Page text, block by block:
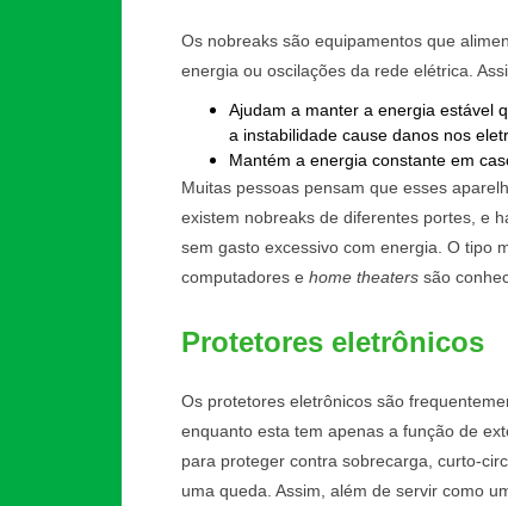
Os nobreaks são equipamentos que
energia ou oscilações da rede elétrica.
Ajudam a manter a energia estável
a instabilidade cause danos nos
Mantém a energia constante em
Muitas pessoas pensam que esses
existem nobreaks de diferentes portes, e
sem gasto excessivo com energia. O tipo
computadores e home theaters são
Protetores eletrônicos
Os protetores eletrônicos são
enquanto esta tem apenas a função de
para proteger contra sobrecarga, curto-
uma queda. Assim, além de servir como